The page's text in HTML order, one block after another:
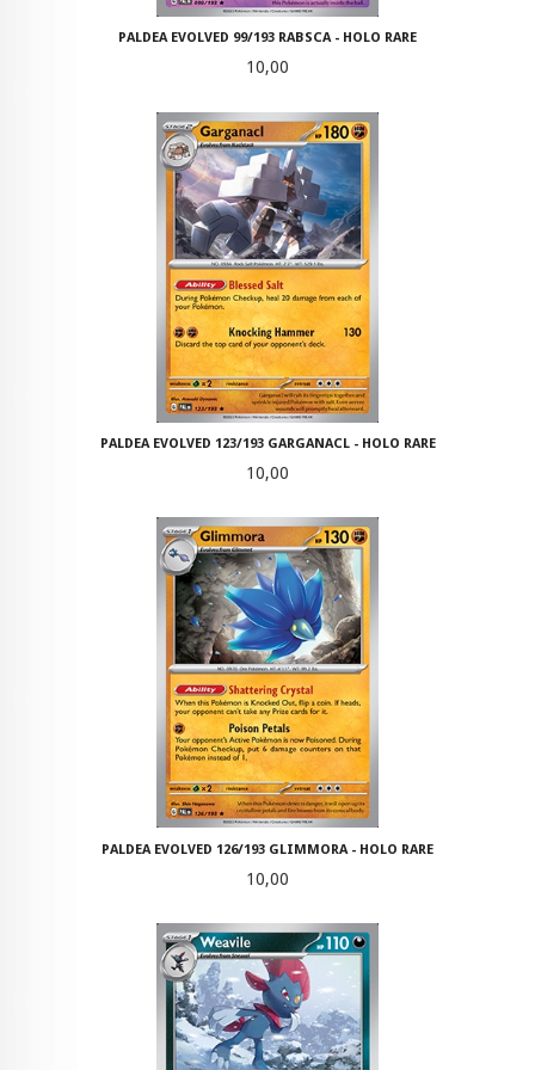
PALDEA EVOLVED 99/193 RABSCA - HOLO RARE
Pris
10,00
PALDEA EVOLVED 123/193 GARGANACL - HOLO RARE
Pris
10,00
PALDEA EVOLVED 126/193 GLIMMORA - HOLO RARE
Pris
10,00